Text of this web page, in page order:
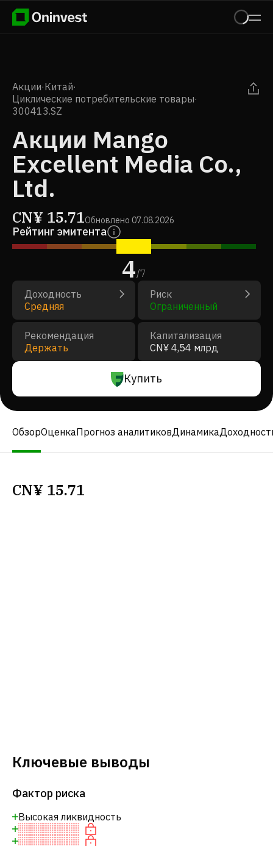
Акции·Китай·
Циклические потребительские товары·
300413.SZ
Акции Mango
Excellent Media Co.,
Ltd.
CN¥ 15.71Обновлено 07.08.2026
Рейтинг эмитента
4/7
Доходность
Средняя
Риск
Ограниченный
Рекомендация
Держать
Капитализация
CN¥ 4,54 млрд
Купить
ОбзорОценкаПрогноз аналитиковДинамика
CN¥ 15.71
Ключевые выводы
Фактор риска
Высокая ликвидность